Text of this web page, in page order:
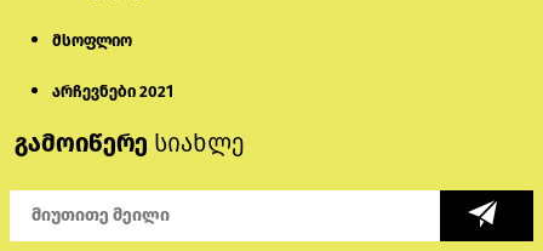
მსოფლიო
არჩევნები 2021
გამოიწერე სიახლე